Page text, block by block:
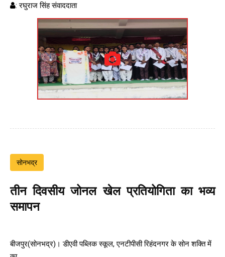
: रघुराज सिंह संवाददाता
सोनभद्र
तीन दिवसीय जोनल खेल प्रतियोगिता का भव्य
समापन
बीजपुर(सोनभद्र)। डीएवी पब्लिक स्कूल, एनटीपीसी रिहंदनगर के सोन शक्ति में